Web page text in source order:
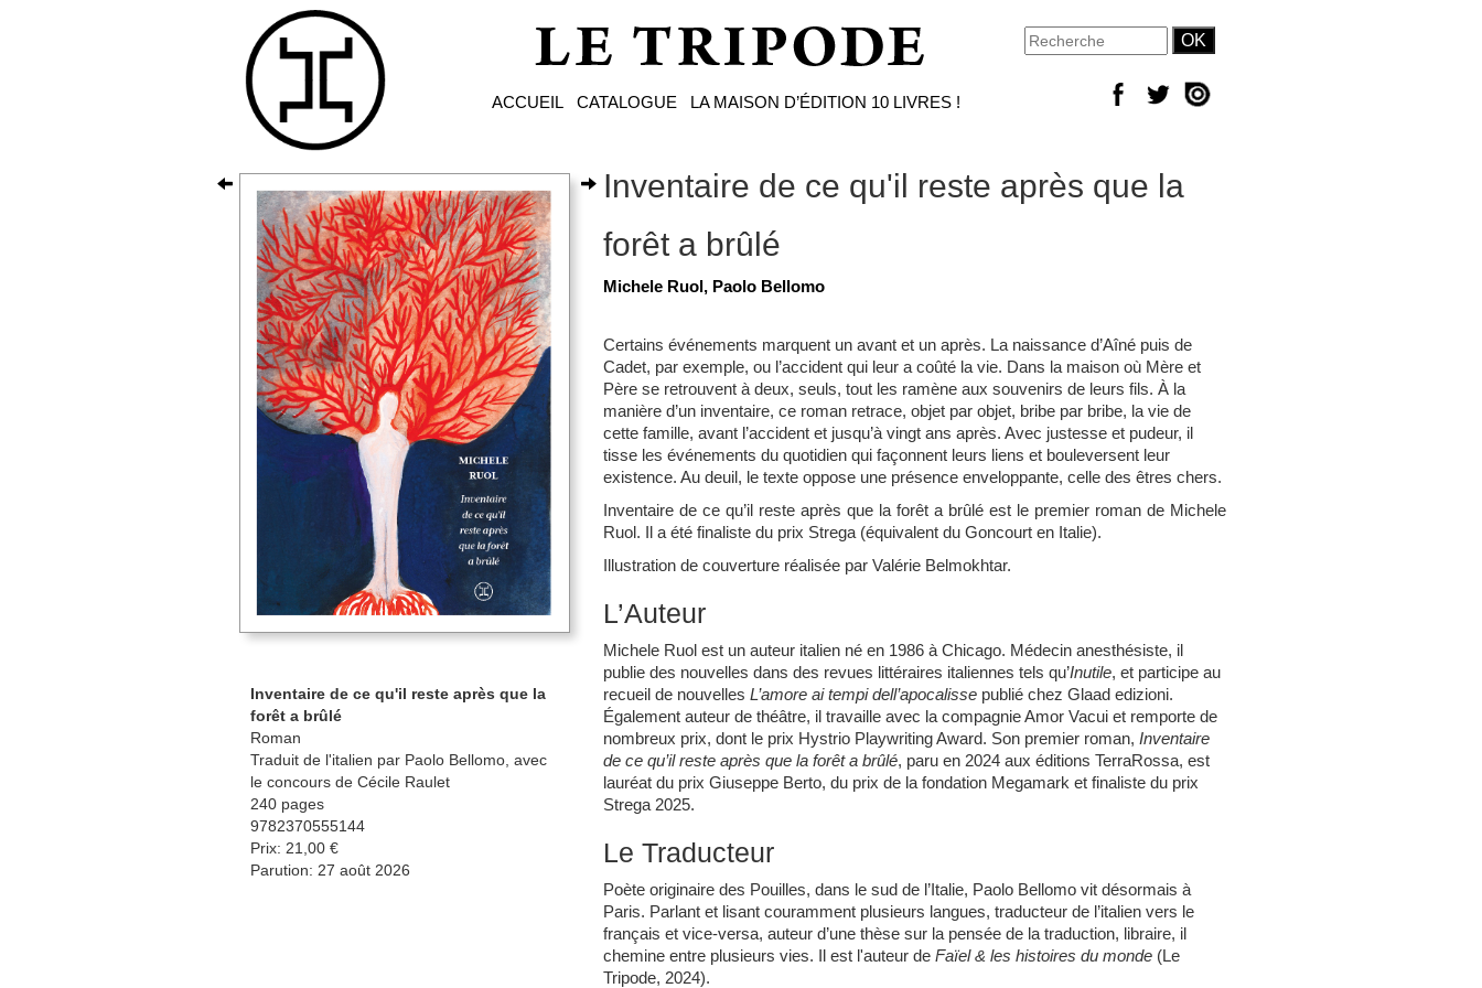
ACCUEIL CATALOGUE LA MAISON D’ÉDITION 10 LIVRES !
Inventaire de ce qu'il reste après que la
forêt a brûlé
Roman
Traduit de l'italien par Paolo Bellomo, avec
le concours de Cécile Raulet
240 pages
9782370555144
Prix: 21,00 €
Parution: 27 août 2026
Inventaire de ce qu'il reste après que la
forêt a brûlé
Michele Ruol, Paolo Bellomo
Certains événements marquent un avant et un après. La naissance d’Aîné puis de
Cadet, par exemple, ou l’accident qui leur a coûté la vie. Dans la maison où Mère et
Père se retrouvent à deux, seuls, tout les ramène aux souvenirs de leurs fils. À la
manière d’un inventaire, ce roman retrace, objet par objet, bribe par bribe, la vie de
cette famille, avant l’accident et jusqu’à vingt ans après. Avec justesse et pudeur, il
tisse les événements du quotidien qui façonnent leurs liens et bouleversent leur
existence. Au deuil, le texte oppose une présence enveloppante, celle des êtres chers.
Inventaire de ce qu’il reste après que la forêt a brûlé est le premier roman de Michele
Ruol. Il a été finaliste du prix Strega (équivalent du Goncourt en Italie).
Illustration de couverture réalisée par Valérie Belmokhtar.
L’Auteur
Michele Ruol est un auteur italien né en 1986 à Chicago. Médecin anesthésiste, il
publie des nouvelles dans des revues littéraires italiennes tels qu’Inutile, et participe au
recueil de nouvelles L’amore aitempi dell’apocalisse publié chez Glaad edizioni.
Également auteur de théâtre, il travaille avec la compagnie Amor Vacui et remporte de
nombreux prix, dont le prix Hystrio Playwriting Award. Son premier roman, Inventaire
de ce qu’il reste après que la forêt a brûlé, paru en 2024 aux éditions TerraRossa, est
lauréat du prix Giuseppe Berto, du prix de la fondation Megamark et finaliste du prix
Strega 2025.
Le Traducteur
Poète originaire des Pouilles, dans le sud de l’Italie, Paolo Bellomo vit désormais à
Paris. Parlant et lisant couramment plusieurs langues, traducteur de l’italien vers le
français et vice-versa, auteur d’une thèse sur la pensée de la traduction, libraire, il
chemine entre plusieurs vies. Il est l'auteur de Faïel & les histoires du monde (Le
Tripode, 2024).